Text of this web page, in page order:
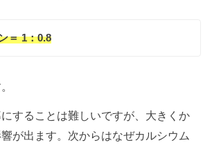
＝ 1：0.8
することは難しいですが、大きくか
が出ます。次からはなぜカルシウム